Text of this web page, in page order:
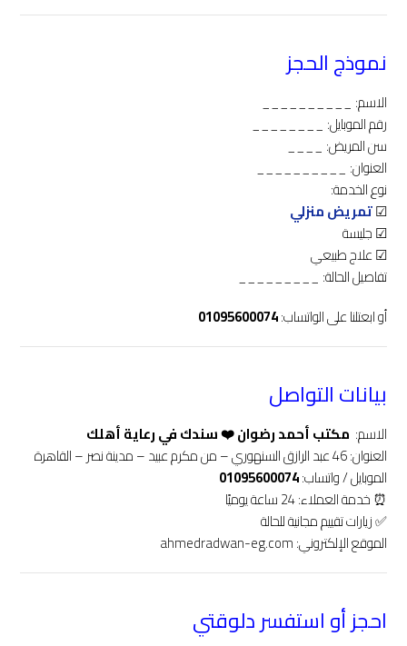
نموذج الحجز
الاسم: __________
رقم الموبايل: ________
سن المريض: ____
العنوان: __________
نوع الخدمة:
☑تمريض منزلي
☑ جليسة
☑ علاج طبيعي
تفاصيل الحالة: _________
أو ابعتلنا على الواتساب:01095600074
بيانات التواصل
الاسم: ‍ مكتب أحمد رضوان ❤️‍ سندك في رعاية أهلك
العنوان: 46 عبد الرازق السنهوري – من مكرم عبيد – مدينة نصر – القاهرة
الموبايل / واتساب:01095600074
⏰ خدمة العملاء: 24 ساعة يوميًا
✅ زيارات تقييم مجانية للحالة
الموقع الإلكتروني:ahmedradwan-eg.com
احجز أو استفسر دلوقتي